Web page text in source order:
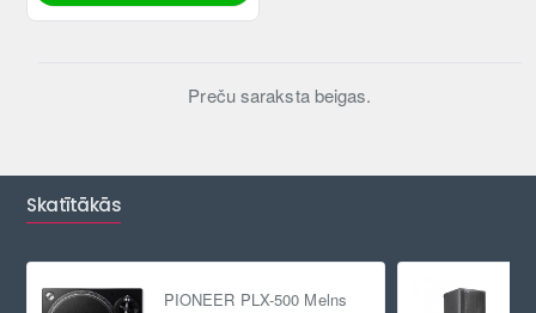
Preču saraksta beigas.
Skatītākās
PIONEER PLX-500 Melns